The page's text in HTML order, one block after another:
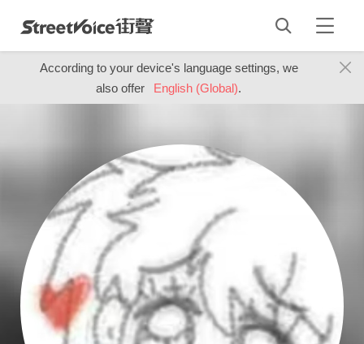
According to your device's language settings, we
also offer
English (Global).